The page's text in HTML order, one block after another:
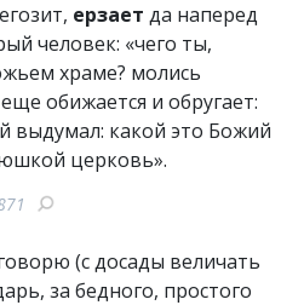
ерзает да наперед
человек: «чего ты,
храме? молись
обижается и обругает:
выдумал: какой это Божий
церковь».
(с досады величать
за бедного, простого